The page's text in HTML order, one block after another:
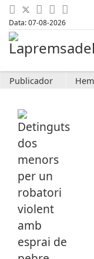
Data: 07-08-2026
Publicador